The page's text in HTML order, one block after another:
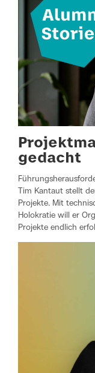
gedacht
Tim Kantaut stellt
Projekte. Mit
Holokratie will er
Projekte endlich